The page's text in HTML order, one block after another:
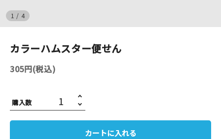
無地素材
紙
はんこ
1 / 4
カラーハムスター便せん
305円(税込)
購入数
カートに入れる